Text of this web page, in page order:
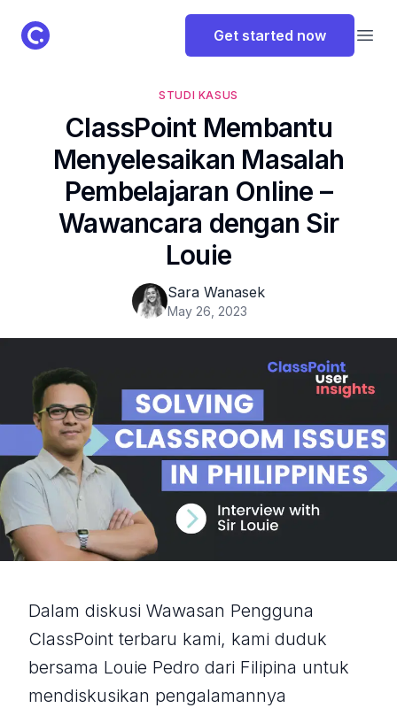
ClassPoint Logo Get started now
STUDI KASUS
ClassPoint Membantu
Menyelesaikan Masalah
Pembelajaran Online –
Wawancara dengan Sir
Louie
Sara Wanasek
May 26, 2023
Dalam diskusi Wawasan Pengguna
ClassPoint terbaru kami, kami duduk
bersama Louie Pedro dari Filipina untuk
mendiskusikan pengalamannya